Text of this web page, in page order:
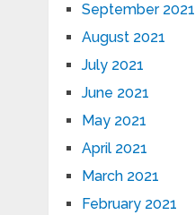
September 2021
August 2021
July 2021
June 2021
May 2021
April 2021
March 2021
February 2021